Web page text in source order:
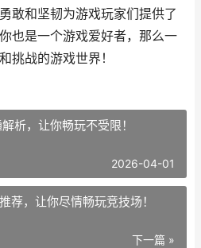
敢和坚韧为游戏玩家们提供了
也是一个游戏爱好者，那么一
挑战的游戏世界！
析，让你畅玩不受限！
2026-04-01
荐，让你尽情畅玩竞技场！
下一篇 »